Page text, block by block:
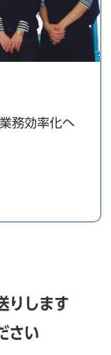
務効率化へ
りします
さい